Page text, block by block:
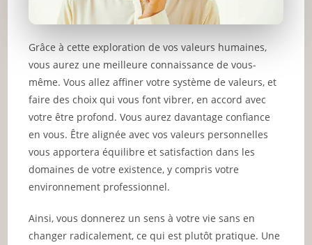
Grâce à cette exploration de vos valeurs humaines,
vous aurez une meilleure connaissance de vous-
même. Vous allez affiner votre système de valeurs, et
faire des choix qui vous font vibrer, en accord avec
votre être profond. Vous aurez davantage confiance
en vous. Être alignée avec vos valeurs personnelles
vous apportera équilibre et satisfaction dans les
domaines de votre existence, y compris votre
environnement professionnel.
Ainsi, vous donnerez un sens à votre vie sans en
changer radicalement, ce qui est plutôt pratique. Une